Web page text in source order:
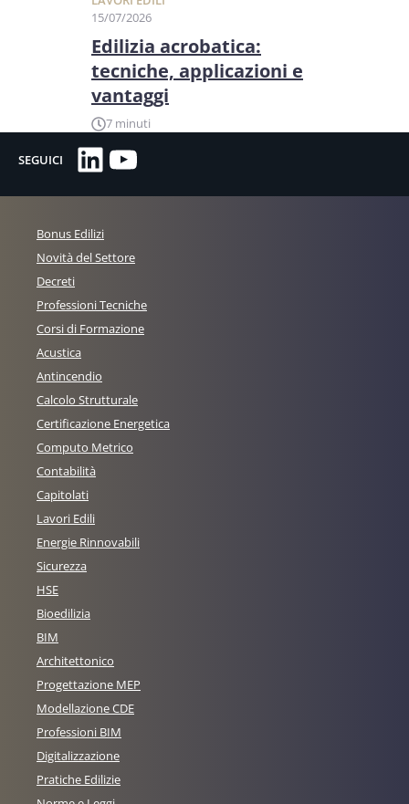
15/07/2026
Edilizia acrobatica:
tecniche, applicazioni e
vantaggi
7 minuti
SEGUICI LinkedIn
YouTube
Bonus Edilizi
Novità del Settore
Decreti
Professioni Tecniche
Corsi di Formazione
Acustica
Antincendio
Calcolo Strutturale
Certificazione Energetica
Computo Metrico
Contabilità
Capitolati
Lavori Edili
Energie Rinnovabili
Sicurezza
HSE
Bioedilizia
BIM
Architettonico
Progettazione MEP
Modellazione CDE
Professioni BIM
Digitalizzazione
Pratiche Edilizie